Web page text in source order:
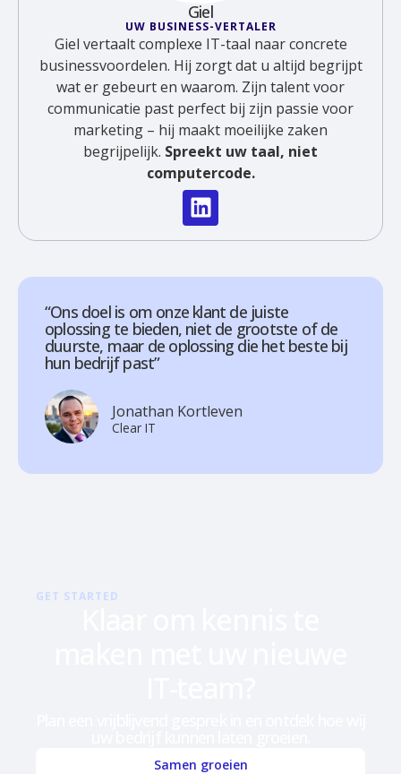
Giel
UW BUSINESS-VERTALER
Giel vertaalt complexe IT-taal naar concrete
businessvoordelen. Hij zorgt dat u altijd begrijpt
wat er gebeurt en waarom. Zijn talent voor
communicatie past perfect bij zijn passie voor
marketing – hij maakt moeilijke zaken
begrijpelijk. Spreekt uw taal, niet
computercode.
“Ons doel is om onze klant de juiste
oplossing te bieden, niet de grootste of de
duurste, maar de oplossing die het beste bij
hun bedrijf past”
Jonathan Kortleven
Clear IT
GET STARTED
Samen groeien